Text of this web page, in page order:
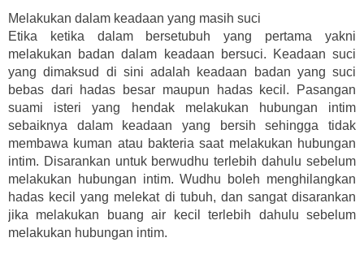
Melakukan dalam keadaan yang masih suci
Etika ketika dalam bersetubuh yang pertama yakni
melakukan badan dalam keadaan bersuci. Keadaan suci
yang dimaksud di sini adalah keadaan badan yang suci
bebas dari hadas besar maupun hadas kecil. Pasangan
suami isteri yang hendak melakukan hubungan intim
sebaiknya dalam keadaan yang bersih sehingga tidak
membawa kuman atau bakteria saat melakukan hubungan
intim. Disarankan untuk berwudhu terlebih dahulu sebelum
melakukan hubungan intim. Wudhu boleh menghilangkan
hadas kecil yang melekat di tubuh, dan sangat disarankan
jika melakukan buang air kecil terlebih dahulu sebelum
melakukan hubungan intim.